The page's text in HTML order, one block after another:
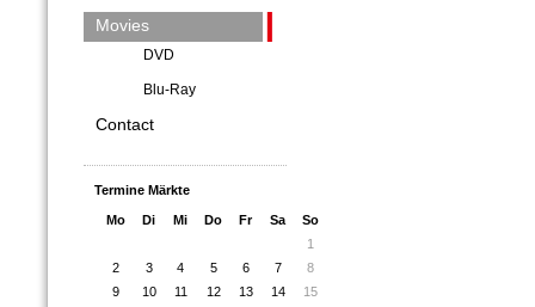
Movies
DVD
Blu-Ray
Contact
Termine Märkte
Mo Di Mi Do Fr Sa
So
1
2
3 4 5 6 7
8
9
10 11 12 13 14
15